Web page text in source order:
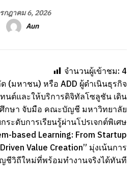
กฎาคม 6, 2026
Aun
จำนวนผู้เข้าชม: 4
(มหาชน) หรือ ADD ผู้ดำเนินธุรกิจ
นต์และให้บริการดิจิทัลโซลูชัน เดิน
กษา จับมือ คณะบัญชี มหาวิทยาลัย
ระดับการเรียนรู้ผ่านโปรเจกต์พิเศษ
based Learning: From Startup
Value Creation” มุ่งเน้นการ
ชีวิถีใหม่ที่พร้อมทำงานจริงได้ทันที